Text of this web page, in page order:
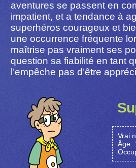
aventures se passent en
impatient, et a tendance à
superhéros courageux et
une occurrence fréquente
maîtrise pas vraiment ses
question sa fiabilité en tant
l’empêche pas d’être
Vrai
Âge: